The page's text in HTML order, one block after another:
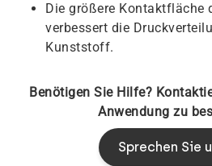
Die größere Kontaktfläche
verbessert die
Kunststoff.
Benötigen Sie Hilfe?
Anwendung zu
Sprechen Sie